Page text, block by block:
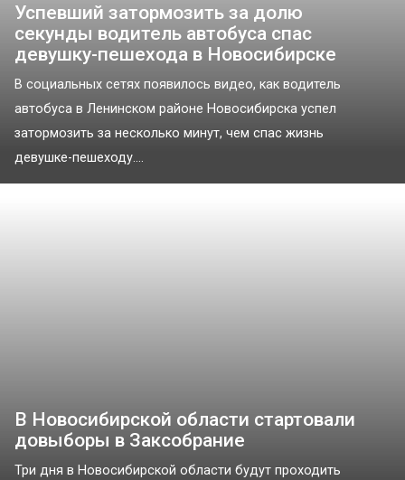
Успевший затормозить за долю
секунды водитель автобуса спас
девушку-пешехода в Новосибирске
В социальных сетях появилось видео, как водитель
автобуса в Ленинском районе Новосибирска успел
затормозить за несколько минут, чем спас жизнь
девушке-пешеходу....
В Новосибирской области стартовали
довыборы в Заксобрание
Три дня в Новосибирской области будут проходить